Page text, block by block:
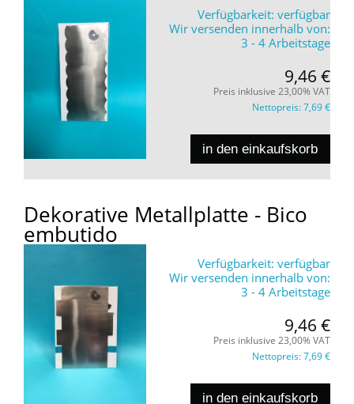
Verfügbarkeit: verfügbar
Wir versenden innerhalb von:
3 - 4 Arbeitstage
9,46 €
Preis inklusive 23,00% VAT
Nettopreis:7,69 €
in den einkaufskorb
Dekorative Metallplatte - Bico
embutido
Verfügbarkeit: verfügbar
Wir versenden innerhalb von:
3 - 4 Arbeitstage
9,46 €
Preis inklusive 23,00% VAT
Nettopreis:7,69 €
in den einkaufskorb